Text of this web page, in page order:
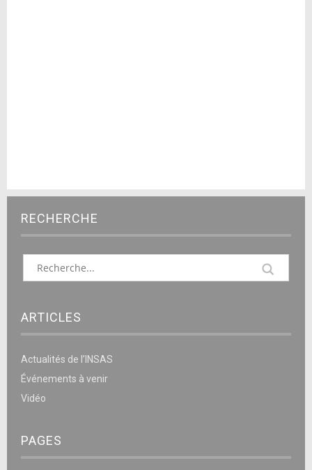
RECHERCHE
ARTICLES
Actualités de l’INSAS
Événements à venir
Vidéo
PAGES